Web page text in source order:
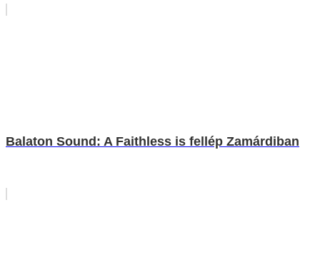
Balaton Sound: A Faithless is fellép Zamárdiban